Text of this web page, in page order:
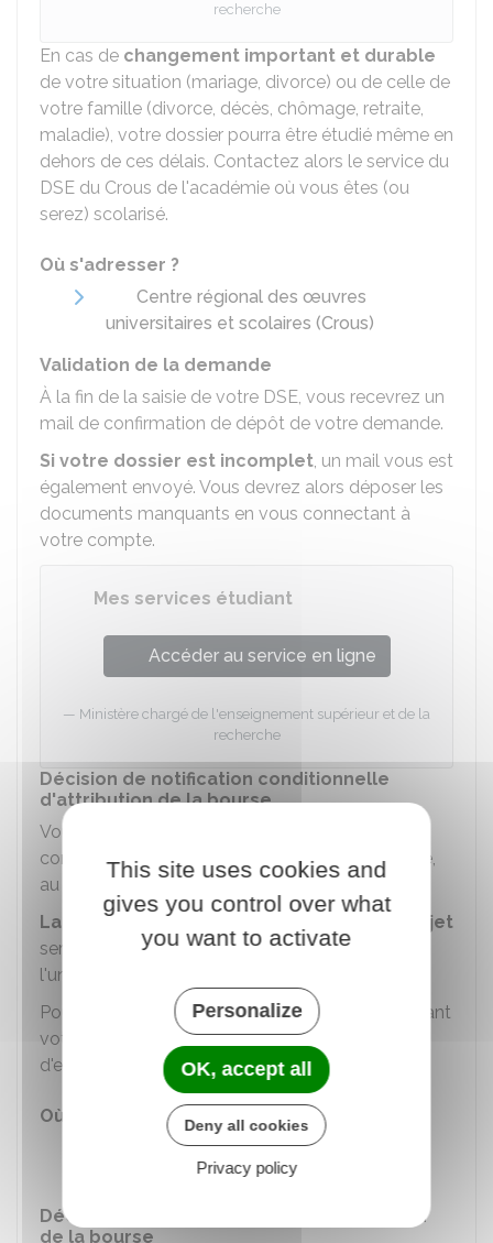
recherche
En cas de changement important et durable
de votre situation (mariage, divorce) ou de celle de
votre famille (divorce, décès, chômage, retraite,
maladie), votre dossier pourra être étudié même en
dehors de ces délais. Contactez alors le service du
DSE du Crous de l'académie où vous êtes (ou
serez) scolarisé.
Où s'adresser ?
Centre régional des œuvres
universitaires et scolaires (Crous)
Validation de la demande
À la fin de la saisie de votre DSE, vous recevrez un
mail de confirmation de dépôt de votre demande.
Si votre dossier est incomplet, un mail vous est
également envoyé. Vous devrez alors déposer les
documents manquants en vous connectant à
votre compte.
Mes services étudiant
Accéder au service en ligne
Ministère chargé de l'enseignement supérieur et de la
recherche
Décision de notification conditionnelle
d'attribution de la bourse
Vous recevrez, par mail, une notification
conditionnelle d'attribution ou de rejet de bourse,
au plus tardau mois de juillet.
La décision définitive d'attribution ou de rejet
sera notifiée seulement après votre inscription à
l'université.
Pour cela, adressez au Crous le justificatif prouvant
votre inscription dans un établissement
d'enseignement supérieur.
Où s'adresser ?
Centre régional des œuvres
universitaires et scolaires (Crous)
Décision définitive concernant l'attribution
de la bourse
This site uses cookies and
gives you control over what
you want to activate
Personalize
OK, accept all
Deny all cookies
Privacy policy